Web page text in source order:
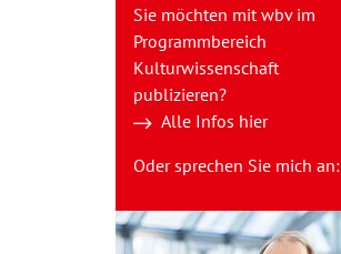
Sie möchten mit wbv im
Programmbereich
Kulturwissenschaft
publizieren?
Alle Infos hier
Oder sprechen Sie mich an: